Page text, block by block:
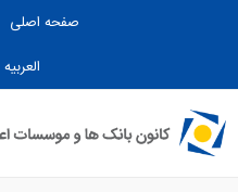
صفحه اصلی
العربیه